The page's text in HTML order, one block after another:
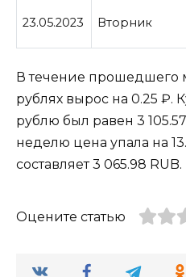
23.05.2023 Вторник
В течение прошедшего
рублях вырос на 0.25 ₽.
рублю был равен 3
неделю цена упала на
составляет 3 065.98 RUB.
Оцените статью